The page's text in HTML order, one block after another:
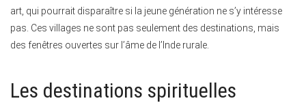
art, qui pourrait disparaître si la jeune génération ne s’y intéresse
pas. Ces villages ne sont pas seulement des destinations, mais
des fenêtres ouvertes sur l’âme de l’Inde rurale.
Les destinations spirituelles